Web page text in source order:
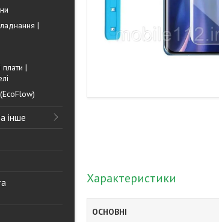
|
|
інше
Характеристики
ОСНОВНІ